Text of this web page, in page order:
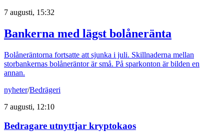
7 augusti, 15:32
Bankerna med lägst bolåneränta
Bolåneräntorna fortsatte att sjunka i juli. Skillnaderna mellan
storbankernas bolåneräntor är små. På sparkonton är bilden en
annan.
nyheter/Bedrägeri
7 augusti, 12:10
Bedragare utnyttjar kryptokaos